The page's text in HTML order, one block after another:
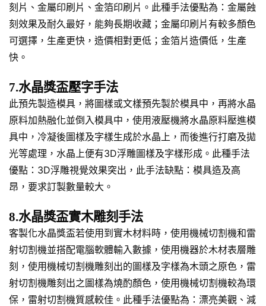
刻片、金屬印刷片、金箔印刷片。此種手法優點為：金屬蝕
刻效果及耐久最好，能夠長期收藏；金屬印刷片有較多顏色
可選擇，生產更快，造價相對更低；金箔片造價低，生產
快。
7.水晶獎盃壓字手法
此預先製造模具，將圖樣或文樣預先製於模具中，再將水晶
原料加熱融化並倒入模具中，使用液壓機將水晶原料壓進模
具中，冷凝後圖樣及字樣生成於水晶上，而後進行打磨及拋
光等處理，水晶上便有3D浮雕圖樣及字樣形成。此種手法
優點：3D浮雕視覺效果突出，此手法缺點：模具造及高
昂，要求訂製數量較大。
8.水晶獎盃實木雕刻手法
客製化水晶獎盃若使用到實木材料時，使用機械切割機和雷
射切割機並搭配電腦軟體輸入數據，使用機器於木材表層雕
刻，使用機械切割機雕刻出的圖樣及字樣為木頭之原色，雷
射切割機雕刻出之圖樣為燒酌顏色，使用機械切割機較為環
保，雷射切割機質感較佳。此種手法優點為：漂亮美觀、減